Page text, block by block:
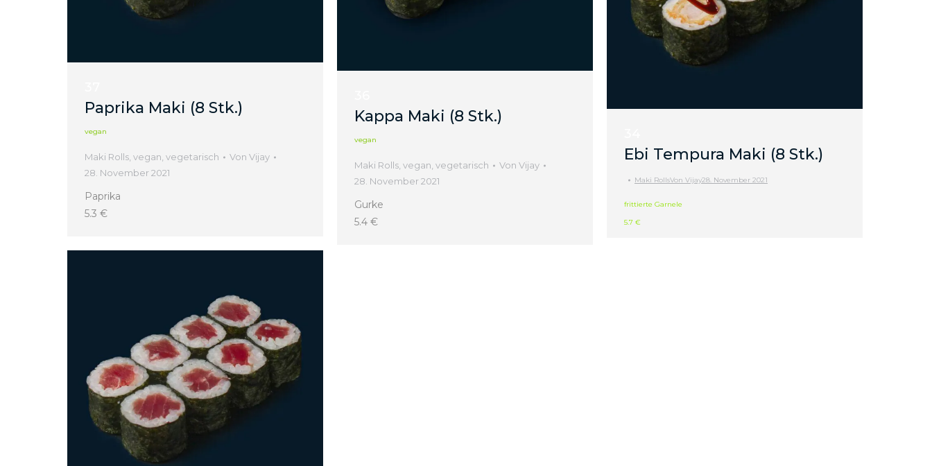
Paprika Maki (8 Stk.)
vegan
Maki Rolls vegan vegetarisch Von Vijay
28. November 2021
Paprika
5.3 €
Kappa Maki (8 Stk.)
vegan
Maki Rolls vegan vegetarisch Von Vijay
28. November 2021
Gurke
5.4 €
Ebi Tempura Maki (8 Stk.)
Maki RollsVon Vijay28. November 2021
frittierte Garnele
5.7 €